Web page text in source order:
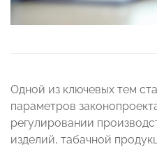
Одной из ключевых тем
параметров
регулировании
изделий, табачной